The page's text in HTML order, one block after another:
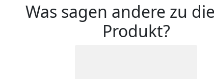
Was sagen andere zu
Produkt?